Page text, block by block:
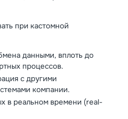
при кастомной
данными, вплоть до
процессов.
с другими
компании.
в реальном времени (real-